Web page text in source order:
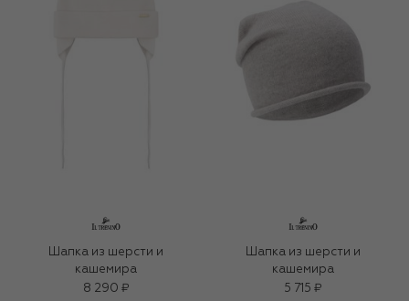
Шапка из шерсти и
кашемира
8 290 ₽
Шапка из шерсти и
кашемира
5 715 ₽